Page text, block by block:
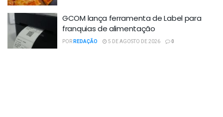
GCOM lança ferramenta de Label para
franquias de alimentação
PORREDAÇÃO 5 DE AGOSTO DE 2026 0